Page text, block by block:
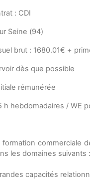
: CDI
Seine (94)
brut : 1680.01€ +
dès que possible
rémunérée
h hebdomadaires / WE
formation commerciale
les domaines
capacités